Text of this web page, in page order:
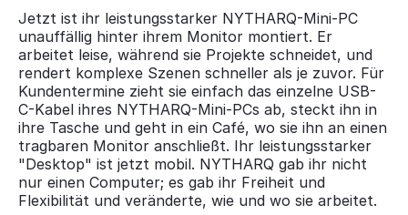
Jetzt ist ihr leistungsstarker NYTHARQ-Mini-PC
unauffällig hinter ihrem Monitor montiert. Er
arbeitet leise, während sie Projekte schneidet, und
rendert komplexe Szenen schneller als je zuvor. Für
Kundentermine zieht sie einfach das einzelne USB-
C-Kabel ihres NYTHARQ-Mini-PCs ab, steckt ihn in
ihre Tasche und geht in ein Café, wo sie ihn an einen
tragbaren Monitor anschließt. Ihr leistungsstarker
"Desktop" ist jetzt mobil. NYTHARQ gab ihr nicht
nur einen Computer; es gab ihr Freiheit und
Flexibilität und veränderte, wie und wo sie arbeitet.